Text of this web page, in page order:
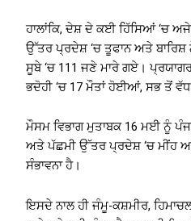
ਹਾਲਾਂਕਿ, ਦੇਸ਼ ਦੇ ਕਈ ਹਿੱਸਿਆਂ ‘ਚ ਅਜੇ
ਉੱਤਰ ਪ੍ਰਦੇਸ਼ ‘ਚ ਤੂਫਾਨ ਅਤੇ ਬਾਰਿਸ਼
ਸੂਬੇ ‘ਚ 111 ਜਣੇ ਮਾਰੇ ਗਏ।
ਭਦੋਹੀ ‘ਚ 17 ਮੌਤਾਂ ਹੋਈਆਂ, ਸਭ ਤੋਂ
ਮੌਸਮ ਵਿਭਾਗ ਮੁਤਾਬਕ 16 ਮਈ ਨੂੰ
ਅਤੇ ਪੱਛਮੀ ਉੱਤਰ ਪ੍ਰਦੇਸ਼ ‘ਚ ਮੀਂਹ
ਸੰਭਾਵਨਾ ਹੈ।
ਇਸਦੇ ਨਾਲ ਹੀ ਜੰਮੂ-ਕਸ਼ਮੀਰ,